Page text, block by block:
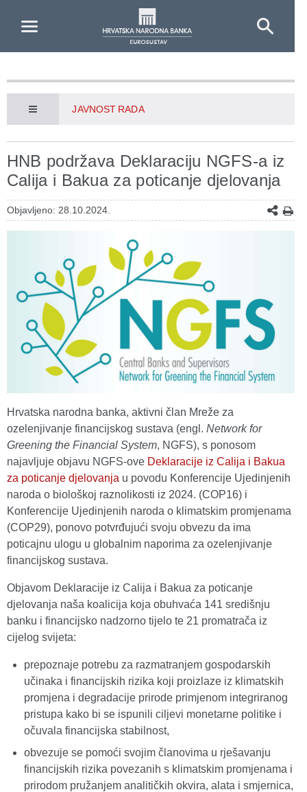
JAVNOST RADA
HNB podržava Deklaraciju NGFS-a iz
Calija i Bakua za poticanje djelovanja
Objavljeno: 28.10.2024.
Hrvatska narodna banka, aktivni član Mreže za
ozelenjivanje financijskog sustava (engl. Network for
Greening the Financial System, NGFS), s ponosom
najavljuje objavu NGFS-ove Deklaracije iz Calija i Bakua
za poticanje djelovanja u povodu Konferencije Ujedinjenih
naroda o biološkoj raznolikosti iz 2024. (COP16) i
Konferencije Ujedinjenih naroda o klimatskim promjenama
(COP29), ponovo potvrđujući svoju obvezu da ima
poticajnu ulogu u globalnim naporima za ozelenjivanje
financijskog sustava.
Objavom Deklaracije iz Calija i Bakua za poticanje
djelovanja naša koalicija koja obuhvaća 141 središnju
banku i financijsko nadzorno tijelo te 21 promatrača iz
cijelog svijeta:
prepoznaje potrebu za razmatranjem gospodarskih
učinaka i financijskih rizika koji proizlaze iz klimatskih
promjena i degradacije prirode primjenom integriranog
pristupa kako bi se ispunili ciljevi monetarne politike i
očuvala financijska stabilnost,
obvezuje se pomoći svojim članovima u rješavanju
financijskih rizika povezanih s klimatskim promjenama i
prirodom pružanjem analitičkih okvira, alata i smjernica,